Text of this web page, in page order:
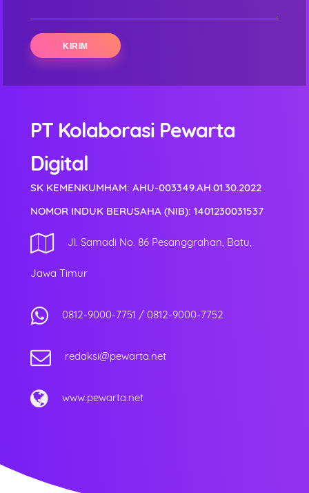
PT Kolaborasi Pewarta
Digital
SK KEMENKUMHAM: AHU-003349.AH.01.30.2022
NOMOR INDUK BERUSAHA (NIB): 1401230031537
Jl. Samadi No. 86 Pesanggrahan, Batu,
Jawa Timur
0812-9000-7751 /0812-9000-7752
redaksi@pewarta.net
www.pewarta.net